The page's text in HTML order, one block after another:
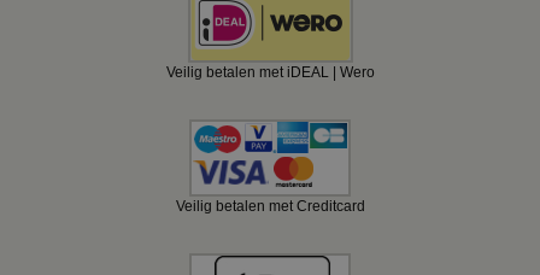
Veilig betalen met iDEAL | Wero
Veilig betalen met Creditcard